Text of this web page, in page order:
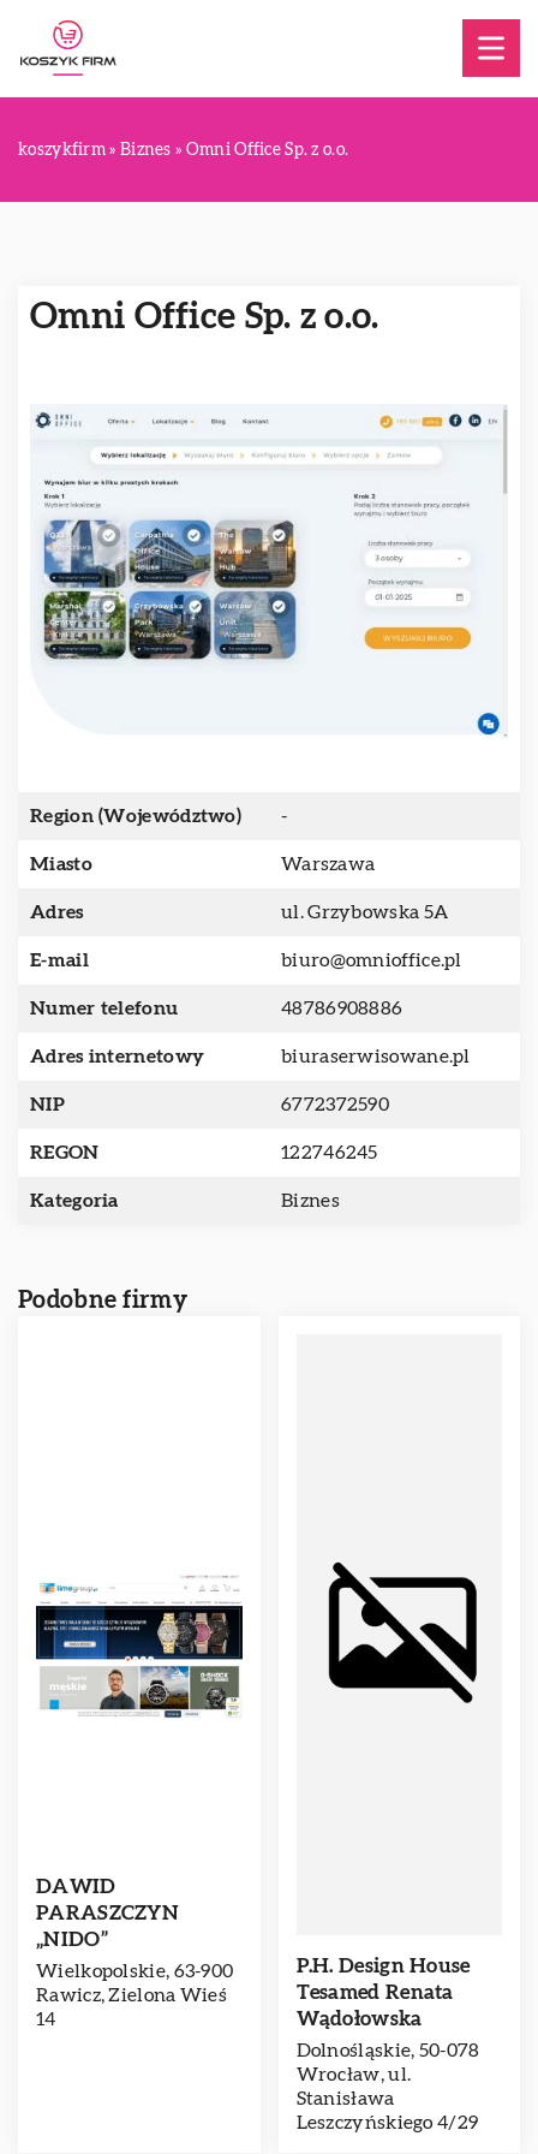
koszykfirm » Biznes » Omni Office Sp. z o.o.
Omni Office Sp. z o.o.
Region (Województwo) -
Miasto Warszawa
Adres ul. Grzybowska 5A
E-mail biuro@omnioffice.pl
Numer telefonu 48786908886
Adres internetowy biuraserwisowane.pl
NIP 6772372590
REGON 122746245
Kategoria Biznes
Podobne firmy
DAWID
PARASZCZYN
„NIDO”
Wielkopolskie, 63-900
Rawicz, Zielona Wieś
14
P.H. Design House
Tesamed Renata
Wądołowska
Dolnośląskie, 50-078
Wrocław, ul.
Stanisława
Leszczyńskiego 4/29